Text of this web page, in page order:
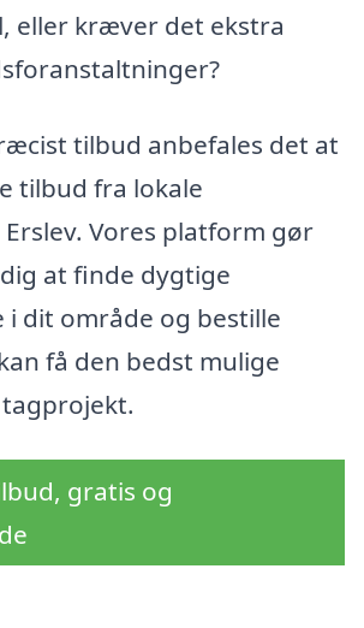
eller kræver det ekstra
tilbud anbefales det at
tilbud fra lokale
Vores platform gør
at finde dygtige
dit område og bestille
få den bedst mulige
gratis og